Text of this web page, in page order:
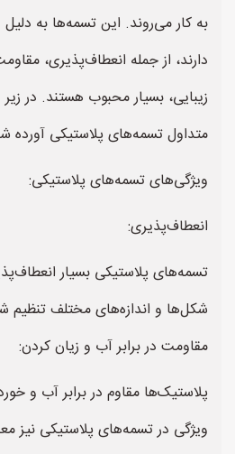
به کار می‌روند. این تسمه‌ها به
دارند، از جمله انعطاف‌پذیری،
زیبایی، بسیار محبوب هستند. در
متداول تسمه‌های پلاستیکی آورده
ویژگی‌های تسمه‌های پلاستیکی:
انعطاف‌پذیری:
تسمه‌های پلاستیکی بسیار
شکل‌ها و اندازه‌های مختلف تنظیم
مقاومت در برابر آب و زیان کردن:
پلاستیک‌ها مقاوم در برابر آب و
ویژگی در تسمه‌های پلاستیکی نیز